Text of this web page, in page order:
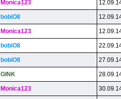
Monica123
bobiO8
Monica123
bobiO8
bobiO8
GlNK
Monica123